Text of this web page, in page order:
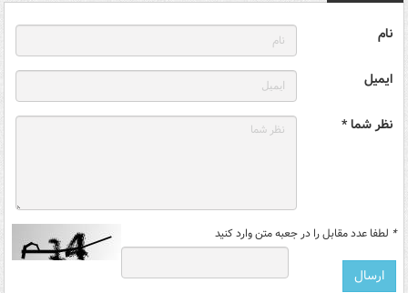
نام
ایمیل
نظر شما *
* لطفا عدد مقابل را در جعبه متن وارد کنید